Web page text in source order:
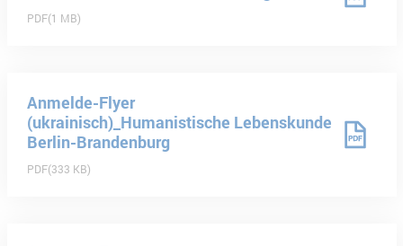
PDF 1 MB
Anmelde-Flyer
(ukrainisch)_Humanistische Lebenskunde
Berlin-Brandenburg
PDF 333 KB